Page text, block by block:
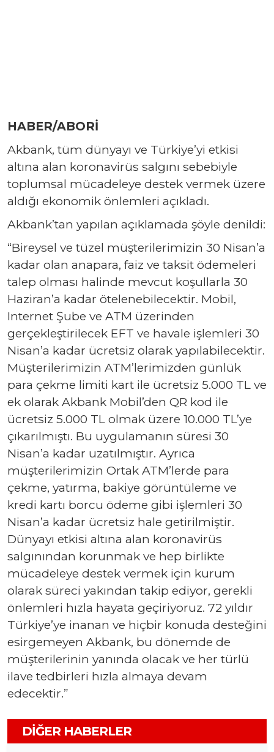
HABER/ABORİ
Akbank, tüm dünyayı ve Türkiye’yi etkisi
altına alan koronavirüs salgını sebebiyle
toplumsal mücadeleye destek vermek üzere
aldığı ekonomik önlemleri açıkladı.
Akbank’tan yapılan açıklamada şöyle denildi:
“Bireysel ve tüzel müşterilerimizin 30 Nisan’a
kadar olan anapara, faiz ve taksit ödemeleri
talep olması halinde mevcut koşullarla 30
Haziran’a kadar ötelenebilecektir. Mobil,
Internet Şube ve ATM üzerinden
gerçekleştirilecek EFT ve havale işlemleri 30
Nisan’a kadar ücretsiz olarak yapılabilecektir.
Müşterilerimizin ATM’lerimizden günlük
para çekme limiti kart ile ücretsiz 5.000 TL ve
ek olarak Akbank Mobil’den QR kod ile
ücretsiz 5.000 TL olmak üzere 10.000 TL’ye
çıkarılmıştı. Bu uygulamanın süresi 30
Nisan’a kadar uzatılmıştır. Ayrıca
müşterilerimizin Ortak ATM’lerde para
çekme, yatırma, bakiye görüntüleme ve
kredi kartı borcu ödeme gibi işlemleri 30
Nisan’a kadar ücretsiz hale getirilmiştir.
Dünyayı etkisi altına alan koronavirüs
salgınından korunmak ve hep birlikte
mücadeleye destek vermek için kurum
olarak süreci yakından takip ediyor, gerekli
önlemleri hızla hayata geçiriyoruz. 72 yıldır
Türkiye’ye inanan ve hiçbir konuda desteğini
esirgemeyen Akbank, bu dönemde de
müşterilerinin yanında olacak ve her türlü
ilave tedbirleri hızla almaya devam
edecektir.”
DIĞER HABERLER